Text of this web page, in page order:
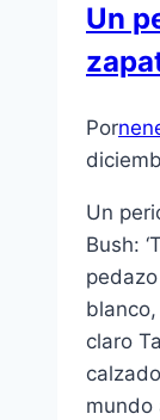
Un
Por
Un
Bush:
claro
mundo